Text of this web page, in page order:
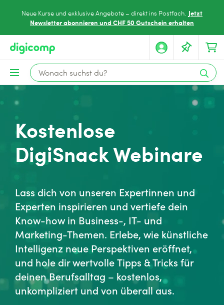
Neue Kurse und exklusive Angebote – direkt ins Postfach. Jetzt
Newsletter abonnieren und CHF 50 Gutschein erhalten
Kostenlose
DigiSnack Webinare
Lass dich von unseren Expertinnen und
Experten inspirieren und vertiefe dein
Know-how in Business-, IT- und
Marketing-Themen. Erlebe, wie künstliche
Intelligenz neue Perspektiven eröffnet,
und hole dir wertvolle Tipps & Tricks für
deinen Berufsalltag – kostenlos,
unkompliziert und von überall aus.